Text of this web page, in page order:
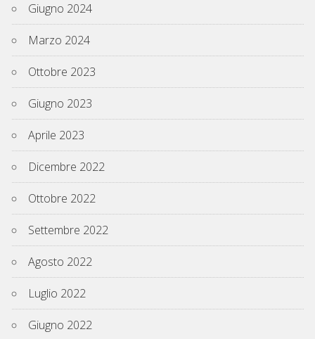
Giugno 2024
Marzo 2024
Ottobre 2023
Giugno 2023
Aprile 2023
Dicembre 2022
Ottobre 2022
Settembre 2022
Agosto 2022
Luglio 2022
Giugno 2022